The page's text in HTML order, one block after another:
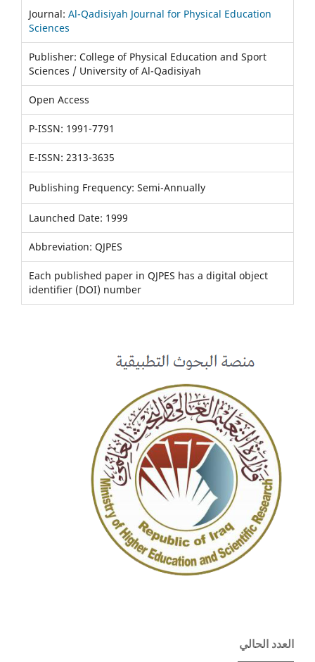
Journal: Al-Qadisiyah Journal for Physical Education
Sciences
Publisher: College of Physical Education and Sport
Sciences / University of Al-Qadisiyah
Open Access
P-ISSN: 1991-7791
E-ISSN: 2313-3635
Publishing Frequency: Semi-Annually
Launched Date: 1999
Abbreviation: QJPES
Each published paper in QJPES has a digital object
identifier (DOI) number
العدد الحالي